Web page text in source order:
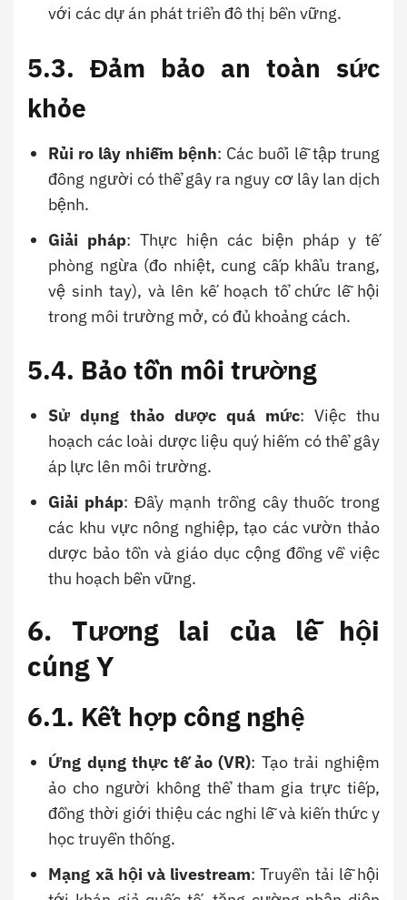
với các dự án phát triển đô thị bền vững.
5.3. Đảm bảo an toàn sức
khỏe
Rủi ro lây nhiễm bệnh: Các buổi lễ tập trung
đông người có thể gây ra nguy cơ lây lan dịch
bệnh.
Giải pháp: Thực hiện các biện pháp y tế
phòng ngừa (đo nhiệt, cung cấp khẩu trang,
vệ sinh tay), và lên kế hoạch tổ chức lễ hội
trong môi trường mở, có đủ khoảng cách.
5.4. Bảo tồn môi trường
Sử dụng thảo dược quá mức: Việc thu
hoạch các loài dược liệu quý hiếm có thể gây
áp lực lên môi trường.
Giải pháp: Đẩy mạnh trồng cây thuốc trong
các khu vực nông nghiệp, tạo các vườn thảo
dược bảo tồn và giáo dục cộng đồng về việc
thu hoạch bền vững.
6. Tương lai của lễ hội
cúng Y
6.1. Kết hợp công nghệ
Ứng dụng thực tế ảo (VR): Tạo trải nghiệm
ảo cho người không thể tham gia trực tiếp,
đồng thời giới thiệu các nghi lễ và kiến thức y
học truyền thống.
Mạng xã hội và livestream: Truyền tải lễ hội